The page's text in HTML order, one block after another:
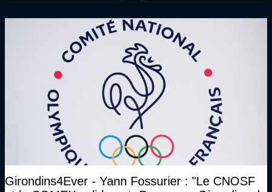
Girondins4Ever - Yann Fossurier : "Le CNOSF